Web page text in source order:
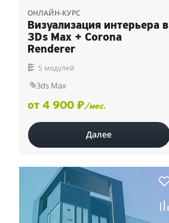
ОНЛАЙН-КУРС
Визуализация интерьера в
3Ds Max + Corona
Renderer
5 модулей
3ds Max
от 4 900 ₽/мес.
Далее